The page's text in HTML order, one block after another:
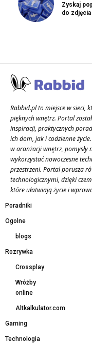
Zyskaj
do
Rabbid.pl to miejsce w sieci,
pięknych wnętrz. Portal
inspiracji, praktycznych
ich dom, jak i codzienne
w aranżacji wnętrz, pomysły
wykorzystać nowoczesne
przestrzeni. Portal porusza
technologicznymi, dzięki
które ułatwiają życie i
Poradniki
Ogolne
blogs
Rozrywka
Crossplay
Wróżby
online
Altkalkulator.com
Gaming
Technologia